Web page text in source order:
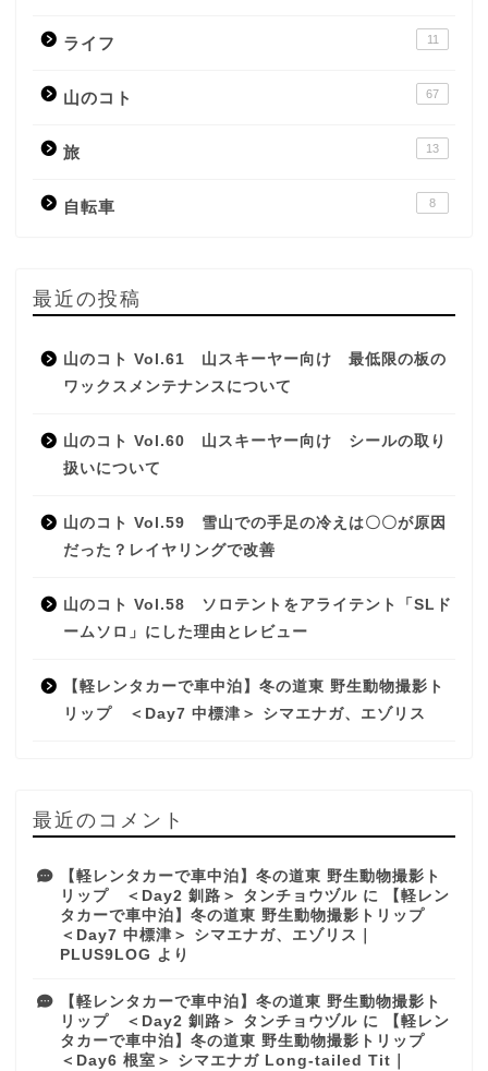
ライフ 11
山のコト 67
旅 13
自転車 8
最近の投稿
山のコト Vol.61 山スキーヤー向け 最低限の板の
ワックスメンテナンスについて
山のコト Vol.60 山スキーヤー向け シールの取り
扱いについて
山のコト Vol.59 雪山での手足の冷えは〇〇が原因
だった？レイヤリングで改善
山のコト Vol.58 ソロテントをアライテント「SLド
ームソロ」にした理由とレビュー
【軽レンタカーで車中泊】冬の道東 野生動物撮影ト
リップ ＜Day7 中標津＞ シマエナガ、エゾリス
最近のコメント
【軽レンタカーで車中泊】冬の道東 野生動物撮影ト
リップ ＜Day2 釧路＞ タンチョウヅル に
【軽レン
タカーで車中泊】冬の道東 野生動物撮影トリップ
＜Day7 中標津＞ シマエナガ、エゾリス｜
PLUS9LOG より
【軽レンタカーで車中泊】冬の道東 野生動物撮影ト
リップ ＜Day2 釧路＞ タンチョウヅル に
【軽レン
タカーで車中泊】冬の道東 野生動物撮影トリップ
＜Day6 根室＞ シマエナガ Long-tailed Tit｜